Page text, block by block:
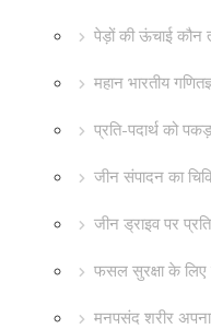
पेड़ों की ऊंचाई कौन
महान भारतीय
प्रति-पदार्थ को
जीन संपादन का
जीन ड्राइव पर
फसल सुरक्षा के
मनपसंद शरीर